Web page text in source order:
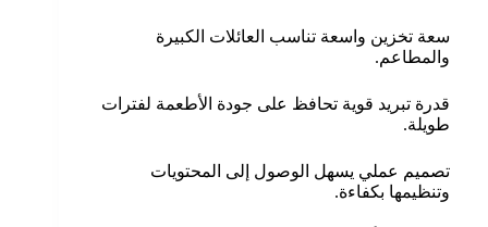
سعة تخزين واسعة تناسب العائلات الكبيرة
والمطاعم.
قدرة تبريد قوية تحافظ على جودة الأطعمة لفترات
طويلة.
تصميم عملي يسهل الوصول إلى المحتويات
وتنظيمها بكفاءة.